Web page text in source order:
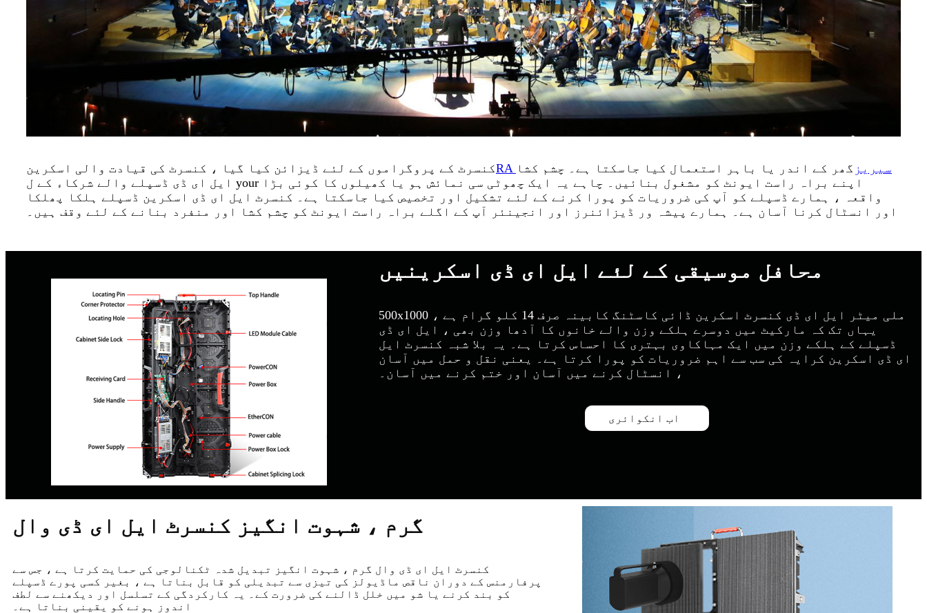
کنسرٹ کے پروگراموں کے لئے ڈیزائن کیا گیا ، کنسرٹ کی قیادت والی اسکرین RA سیریز گھر کے اندر یا باہر استعمال کیا جاسکتا ہے۔ چشم کشا
ایل ای ڈی ڈسپلے والے شرکاء کے ل your اپنے براہ راست ایونٹ کو مشغول بنائیں۔ چاہے یہ ایک چھوٹی سی نمائش ہو یا کھیلوں کا کوئی بڑا
واقعہ ، ہمارے ڈسپلے کو آپ کی ضروریات کو پورا کرنے کے لئے تشکیل اور تخصیص کیا جاسکتا ہے۔ کنسرٹ ایل ای ڈی اسکرین ڈسپلے ہلکا پھلکا
اور انسٹال کرنا آسان ہے۔ ہمارے پیشہ ور ڈیزائنرز اور انجینئر آپ کے اگلے براہ راست ایونٹ کو چشم کشا اور منفرد بنانے کے لئے وقف ہیں۔
محافل موسیقی کے لئے ایل ای ڈی اسکرینیں
500x1000 ملی میٹر ایل ای ڈی کنسرٹ اسکرین ڈائی کاسٹنگ کابینہ صرف 14 کلو گرام ہے ،
یہاں تک کہ مارکیٹ میں دوسرے ہلکے وزن والے خانوں کا آدھا وزن بھی ، ایل ای ڈی
ڈسپلے کے ہلکے وزن میں ایک مہاکاوی بہتری کا احساس کرتا ہے۔ یہ بلا شبہ کنسرٹ ایل
ای ڈی اسکرین کرایہ کی سب سے اہم ضروریات کو پورا کرتا ہے۔ یعنی نقل و حمل میں آسان
، انسٹال کرنے میں آسان اور ختم کرنے میں آسان۔
اب انکوائری
گرم ، شہوت انگیز کنسرٹ ایل ای ڈی وال
کنسرٹ ایل ای ڈی وال گرم ، شہوت انگیز تبدیل شدہ ٹکنالوجی کی حمایت کرتا ہے ، جس سے
پرفارمنس کے دوران ناقص ماڈیولز کی تیزی سے تبدیلی کو قابل بناتا ہے ، بغیر کسی پورے ڈسپلے
کو بند کرنے یا شو میں خلل ڈالنے کی ضرورت کے۔ یہ کارکردگی کے تسلسل اور دیکھنے سے لطف
اندوز ہونے کو یقینی بناتا ہے۔